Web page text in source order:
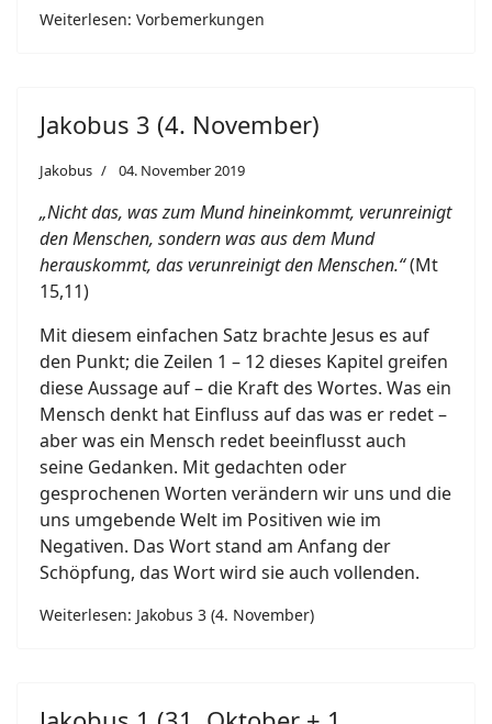
Weiterlesen: Vorbemerkungen
Jakobus 3 (4. November)
Jakobus 04. November 2019
„Nicht das, was zum Mund hineinkommt, verunreinigt
den Menschen, sondern was aus dem Mund
herauskommt, das verunreinigt den Menschen.“(Mt
15,11)
Mit diesem einfachen Satz brachte Jesus es auf
den Punkt; die Zeilen 1 – 12 dieses Kapitel greifen
diese Aussage auf – die Kraft des Wortes. Was ein
Mensch denkt hat Einfluss auf das was er redet –
aber was ein Mensch redet beeinflusst auch
seine Gedanken. Mit gedachten oder
gesprochenen Worten verändern wir uns und die
uns umgebende Welt im Positiven wie im
Negativen. Das Wort stand am Anfang der
Schöpfung, das Wort wird sie auch vollenden.
Weiterlesen: Jakobus 3 (4. November)